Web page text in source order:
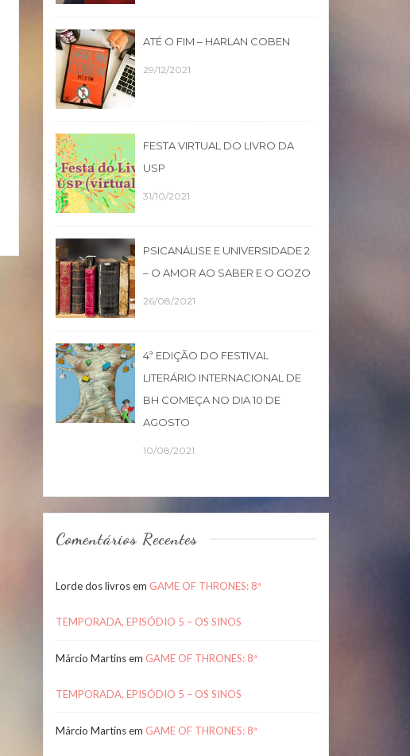
ATÉ O FIM – HARLAN COBEN
29/12/2021
FESTA VIRTUAL DO LIVRO DA
USP
31/10/2021
PSICANÁLISE E UNIVERSIDADE 2
– O AMOR AO SABER E O GOZO
26/08/2021
4ª EDIÇÃO DO FESTIVAL
LITERÁRIO INTERNACIONAL DE
BH COMEÇA NO DIA 10 DE
AGOSTO
10/08/2021
Comentários Recentes
Lorde dos livrosem GAME OF THRONES: 8ª
TEMPORADA, EPISÓDIO 5 – OS SINOS
Márcio Martinsem GAME OF THRONES: 8ª
TEMPORADA, EPISÓDIO 5 – OS SINOS
Márcio Martinsem GAME OF THRONES: 8ª